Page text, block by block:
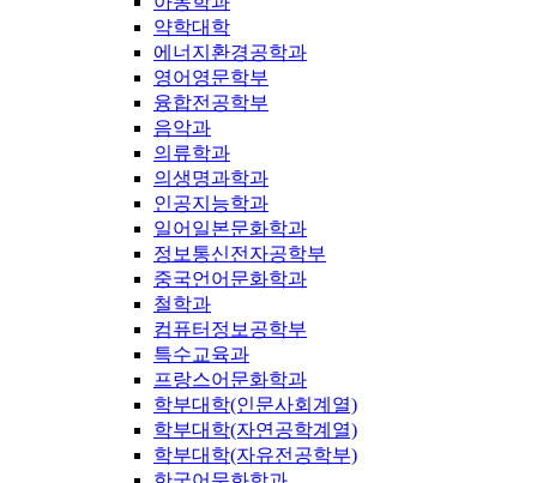
약학대학
에너지환경공학과
영어영문학부
융합전공학부
음악과
의류학과
의생명과학과
인공지능학과
일어일본문화학과
정보통신전자공학부
중국언어문화학과
철학과
컴퓨터정보공학부
특수교육과
프랑스어문화학과
학부대학(인문사회계열)
학부대학(자연공학계열)
학부대학(자유전공학부)